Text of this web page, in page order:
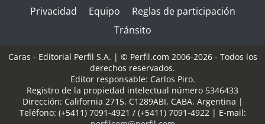
Privacidad
Equipo
Reglas de participación
Tránsito
Caras - Editorial Perfil S.A. | © Perfil.com 2006-2026 - Todos los
derechos reservados.
Editor responsable: Carlos Piro.
Registro de la propiedad intelectual número 5346433
Dirección: California 2715, C1289ABI, CABA, Argentina |
Teléfono: (+5411) 7091-4921 / (+5411) 7091-4922| E-mail: